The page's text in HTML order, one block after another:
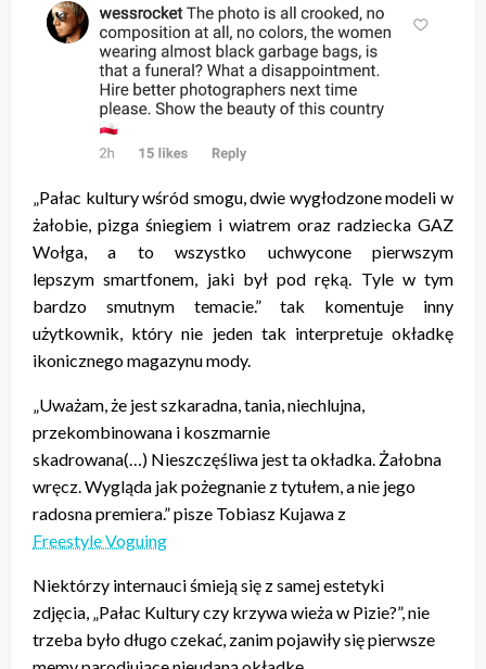
„Pałac kultury wśród smogu, dwie wygłodzone modeli w
żałobie, pizga śniegiem i wiatrem oraz radziecka GAZ
Wołga, a to wszystko uchwycone pierwszym
lepszym smartfonem, jaki był pod ręką. Tyle w tym
bardzo smutnym temacie.” tak komentuje inny
użytkownik, który nie jeden tak interpretuje okładkę
ikonicznego magazynu mody.
„Uważam, że jest szkaradna, tania, niechlujna,
przekombinowana i koszmarnie
skadrowana(…) Nieszczęśliwa jest ta okładka. Żałobna
wręcz. Wygląda jak pożegnanie z tytułem, a nie jego
radosna premiera.” pisze Tobiasz Kujawa z
Freestyle Voguing
Niektórzy internauci śmieją się z samej estetyki
zdjęcia, „Pałac Kultury czy krzywa wieża w Pizie?”, nie
trzeba było długo czekać, zanim pojawiły się pierwsze